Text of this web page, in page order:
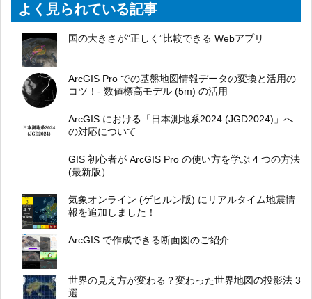
よく見られている記事
国の大きさが”正しく”比較できる Webアプリ
ArcGIS Pro での基盤地図情報データの変換と活用の
コツ！- 数値標高モデル (5m) の活用
ArcGIS における「日本測地系2024 (JGD2024)」へ
の対応について
GIS 初心者が ArcGIS Pro の使い方を学ぶ 4 つの方法
(最新版）
気象オンライン (ゲヒルン版) にリアルタイム地震情
報を追加しました！
ArcGIS で作成できる断面図のご紹介
世界の見え方が変わる？変わった世界地図の投影法 3
選